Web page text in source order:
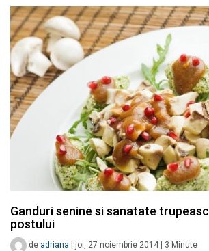
Ganduri senine si sanatate
postului
de adriana joi, 27 noiembrie 2014 3 Minute